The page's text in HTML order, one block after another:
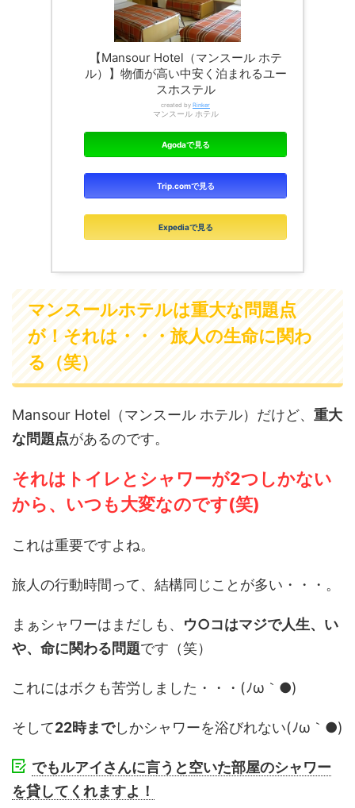
【Mansour Hotel（マンスール ホテ
ル）】物価が高い中安く泊まれるユー
スホステル
created by Rinker
マンスール ホテル
Agodaで見る
Trip.comで見る
Expediaで見る
マンスールホテルは重大な問題点
が！それは・・・旅人の生命に関わ
る（笑）
Mansour Hotel（マンスール ホテル）だけど、 重大
な問題点があるのです。
それはトイレとシャワーが2つしかない
から、いつも大変なのです(笑)
これは重要ですよね。
旅人の行動時間って、結構同じことが多い・・・。
まぁシャワーはまだしも、 ウ○コはマジで人生、い
や、命に関わる問題です（笑）
これにはボクも苦労しました・・・(ﾉω｀●)
そして22時までしかシャワーを浴びれない(ﾉω｀●)
でもルアイさんに言うと空いた部屋のシャワー
を貸してくれますよ！